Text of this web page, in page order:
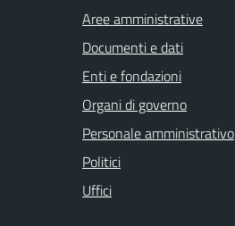
Aree amministrative
Documenti e dati
Enti e fondazioni
Organi di governo
Personale amministrativo
Politici
Uffici